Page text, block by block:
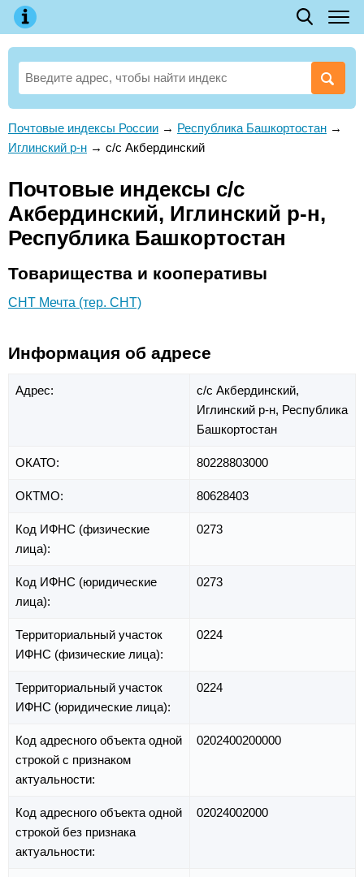
Почтовые индексы России → Республика Башкортостан →
Иглинский р-н → с/с Акбердинский
Почтовые индексы с/с
Акбердинский, Иглинский р-н,
Республика Башкортостан
Товарищества и кооперативы
СНТ Мечта (тер. СНТ)
Информация об адресе
Адрес:
с/с Акбердинский,
Иглинский р-н, Республика
Башкортостан
ОКАТО: 80228803000
ОКТМО: 80628403
Код ИФНС (физические
лица):
0273
Код ИФНС (юридические
лица):
0273
Территориальный участок
ИФНС (физические лица):
0224
Территориальный участок
ИФНС (юридические лица):
0224
Код адресного объекта одной
строкой с признаком
актуальности:
0202400200000
Код адресного объекта одной
строкой без признака
актуальности:
02024002000